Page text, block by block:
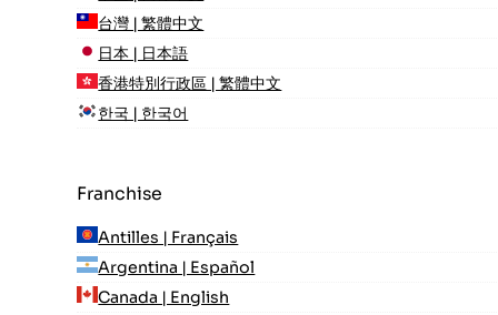
台灣 | 繁體中文
日本 | 日本語
香港特別行政區 | 繁體中文
한국 | 한국어
Franchise
Antilles | Français
Argentina | Español
Canada | English